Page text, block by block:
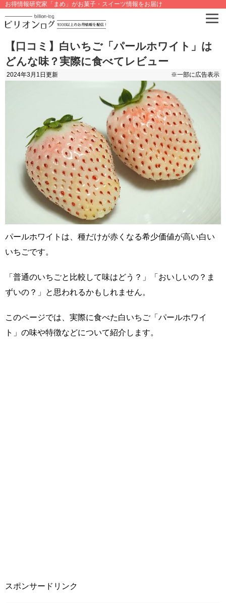
お得情報研究家「まめ」がお菓子・スイーツ情報をお届け
【口コミ】白いちご「パールホワイト」は
どんな味？実際に食べてレビュー
2024年3月1日 更新 ※一部に広告表示
パールホワイトは、種だけが赤くなる希少価値が高い白い
いちごです。
「普通のいちごと比較して味はどう？」「おいしいの？ま
ずいの？」と思われるかもしれません。
このページでは、実際に食べた白いちご「パールホワイ
ト」の味や特徴などについて紹介します。
スポンサードリンク